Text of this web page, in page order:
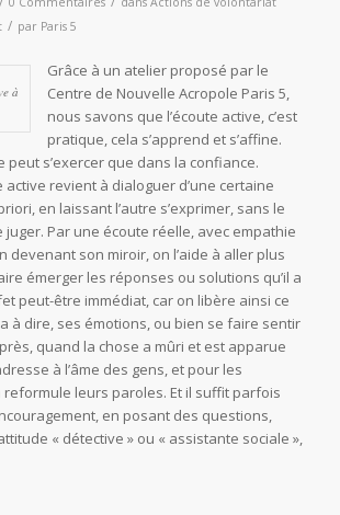
/ par Paris 5
à
Grâce à un atelier proposé par le
Centre de Nouvelle Acropole Paris 5,
nous savons que l’écoute active, c’est
pratique, cela s’apprend et s’affine.
peut s’exercer que dans la confiance.
active revient à dialoguer d’une certaine
en laissant l’autre s’exprimer, sans le
juger. Par une écoute réelle, avec empathie
devenant son miroir, on l’aide à aller plus
émerger les réponses ou solutions qu’il a
peut-être immédiat, car on libère ainsi ce
à dire, ses émotions, ou bien se faire sentir
quand la chose a mûri et est apparue
à l’âme des gens, et pour les
reformule leurs paroles. Et il suffit parfois
en posant des questions,
« détective » ou « assistante sociale »,